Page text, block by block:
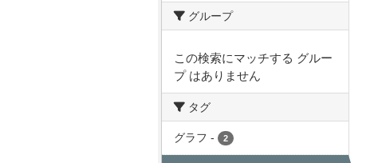
グループ
この検索にマッチする グルー
プ はありません
タグ
グラフ - 2